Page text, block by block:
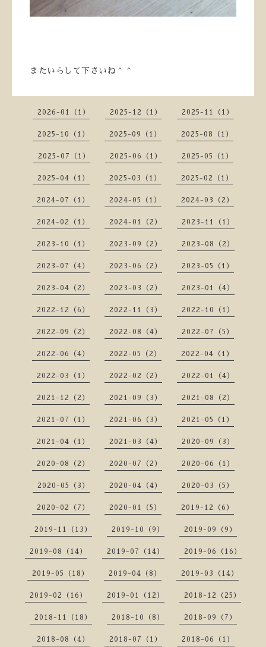
またいらして下さいね＾＾
2026-01（1） 2025-12（1） 2025-11（1）
2025-10（1） 2025-09（1） 2025-08（1）
2025-07（1） 2025-06（1） 2025-05（1）
2025-04（1） 2025-03（1） 2025-02（1）
2024-07（1） 2024-05（1） 2024-03（2）
2024-02（1） 2024-01（2） 2023-11（1）
2023-10（1） 2023-09（2） 2023-08（2）
2023-07（4） 2023-06（2） 2023-05（1）
2023-04（2） 2023-03（2） 2023-01（4）
2022-12（6） 2022-11（3） 2022-10（1）
2022-09（2） 2022-08（4） 2022-07（5）
2022-06（4） 2022-05（2） 2022-04（1）
2022-03（1） 2022-02（2） 2022-01（4）
2021-12（2） 2021-09（3） 2021-08（2）
2021-07（1） 2021-06（3） 2021-05（1）
2021-04（1） 2021-03（4） 2020-09（3）
2020-08（2） 2020-07（2） 2020-06（1）
2020-05（3） 2020-04（4） 2020-03（5）
2020-02（7） 2020-01（5） 2019-12（6）
2019-11（13） 2019-10（9） 2019-09（9）
2019-08（14） 2019-07（14） 2019-06（16）
2019-05（18） 2019-04（8） 2019-03（14）
2019-02（16） 2019-01（12） 2018-12（25）
2018-11（18） 2018-10（8） 2018-09（7）
2018-08（4） 2018-07（1） 2018-06（1）